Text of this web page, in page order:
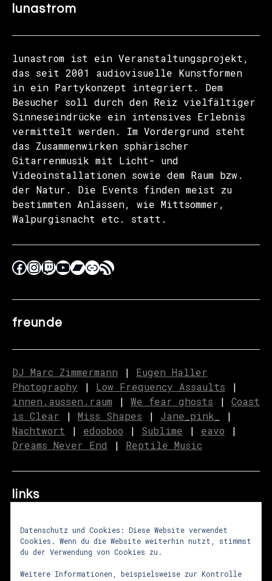
lunastrom
lunastrom ist ein Veranstaltungsprojekt,
das seit 2001 audiovisuelle Kunstformen
in ein Partykonzept integriert. Dem
Besucher soll durch den Reiz vielfältiger
Sinneseindrücke ein intensives Erlebnis
vermittelt werden. Im Vordergrund steht
das Zusammenwirken sphärischer
Gitarrenmusik mit Licht- und
Videoinstallationen sowie dem Raum bzw.
der Natur. Die Events finden meist zu
bestimmten Anlässen, wie Mittsommer,
Walpurgisnacht etc. statt.
freunde
DJ Marc Zimmermann | Eugen Haller
Photography | Low Frequency Assaults |
innen.aussen.raum | We fear ghosts | Coast
is Clear | Miss Shapes | Jane_pink_
|
Nachtwort | edooboo | Sublime | eavo |
Dreams Never End | Reptile Music
links
über uns | presse|newsletter
impressum|datenschutz |
Datenschutz und Cookies: Diese Website verwendet
Cookies. Wenn du die Website weiterhin nutzt, stimmst
du der Verwendung von Cookies zu.
Weitere Informationen, beispielsweise zur Kontrolle